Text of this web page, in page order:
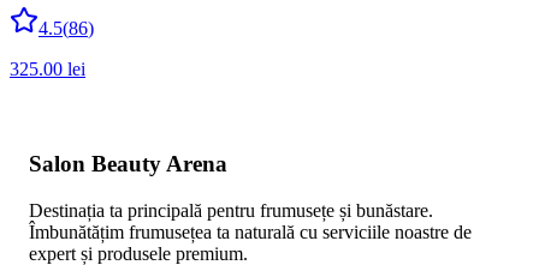
4.5(86)
325.00 lei
Salon Beauty Arena
Destinația ta principală pentru frumusețe și bunăstare.
Îmbunătățim frumusețea ta naturală cu serviciile noastre de
expert și produsele premium.